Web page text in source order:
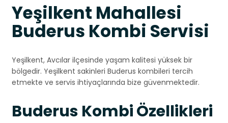
Yeşilkent Mahallesi
Buderus Kombi Servisi
Yeşilkent, Avcılar ilçesinde yaşam kalitesi yüksek bir
bölgedir. Yeşilkent sakinleri Buderus kombileri tercih
etmekte ve servis ihtiyaçlarında bize güvenmektedir.
Buderus Kombi Özellikleri